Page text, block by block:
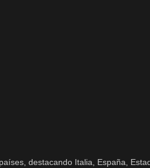
destacando Italia, España,